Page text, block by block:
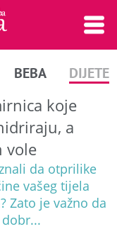
BEBA DIJETE
koje
a
vole
da otprilike
vašeg tijela
Zato je važno da